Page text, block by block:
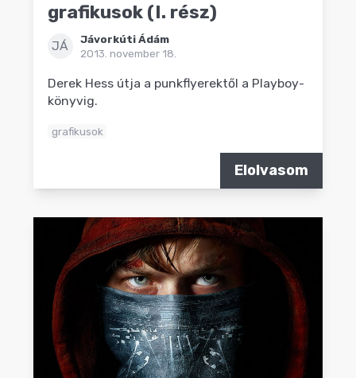
grafikusok (I. rész)
JÁ
Jávorkúti Ádám
2013. november 18.
Derek Hess útja a punkflyerektől a Playboy-
könyvig.
grafikusok
Elolvasom